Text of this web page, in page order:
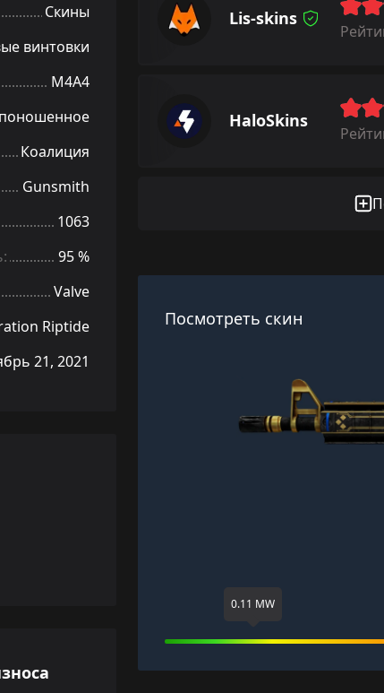
Lis-skins
HaloSkins
Посмотреть скин
0.11 MW
Скины
винтовки
M4A4
Коалиция
Gunsmith
1063
95 %
Valve
Riptide
21, 2021